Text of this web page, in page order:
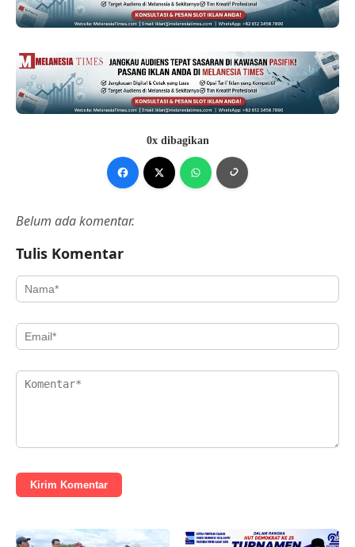
0x dibagikan
Belum ada komentar.
Tulis Komentar
Kirim Komentar